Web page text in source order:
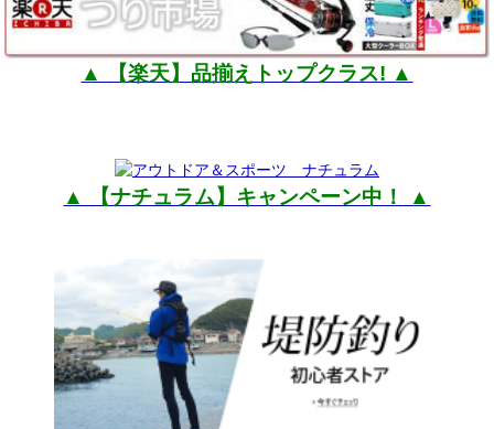
▲ 【楽天】品揃えトップクラス! ▲
▲ 【ナチュラム】キャンペーン中！ ▲